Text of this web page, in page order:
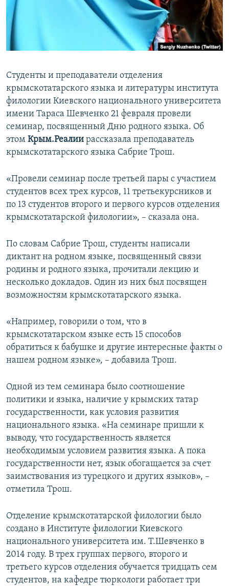
ПОБЕДИТЕЛЕЙ НЕ СУДЯТ?
ПРИСОЕДИНЯЙТЕСЬ!
Все сайты RFE/RL
Студенты и преподаватели отделения
крымскотатарского языка и литературы института
филологии Киевского национального университета
имени Тараса Шевченко 21 февраля провели
семинар, посвященный Дню родного языка. Об
этом Крым.Реалии рассказала преподаватель
крымскотатарского языка Сабрие Трош.
«Провели семинар после третьей пары с участием
студентов всех трех курсов, 11 третьекурсников и
по 13 студентов второго и первого курсов отделения
крымскотатарской филологии», – сказала она.
По словам Сабрие Трош, студенты написали
диктант на родном языке, посвященный связи
родины и родного языка, прочитали лекцию и
несколько докладов. Один из них был посвящен
возможностям крымскотатарского языка.
«Например, говорили о том, что в
крымскотатарском языке есть 15 способов
обратиться к бабушке и другие интересные факты о
нашем родном языке», – добавила Трош.
Одной из тем семинара было соотношение
политики и языка, наличие у крымских татар
государственности, как условия развития
национального языка. «На семинаре пришли к
выводу, что государственность является
необходимым условием развития языка. А пока
государственности нет, язык обогащается за счет
заимствования из турецкого и других языков», –
отметила Трош.
Отделение крымскотатарской филологии было
создано в Институте филологии Киевского
национального университета им. Т.Шевченко в
2014 году. В трех группах первого, второго и
третьего курсов отделения обучается тридцать сем
студентов, на кафедре тюркологи работает три